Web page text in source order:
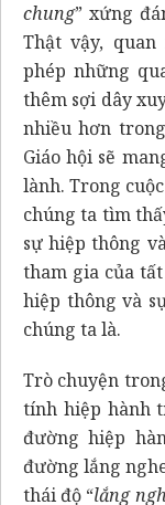
chung” xứng
Thật vậy,
phép những
thêm sợi dây
nhiều hơn
Giáo hội sẽ
lành. Trong
chúng ta tìm
sự hiệp thông
tham gia của
hiệp thông và
chúng ta là.
Trò chuyện
tính hiệp hành
đường hiệp
đường lắng
thái độ “lắng